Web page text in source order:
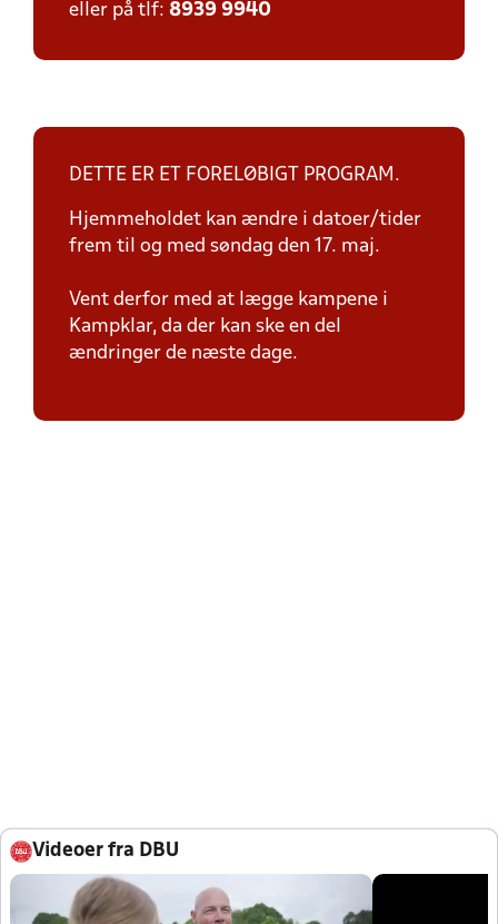
eller på tlf: 8939 9940
DETTE ER ET FORELØBIGT PROGRAM.
Hjemmeholdet kan ændre i datoer/tider
frem til og med søndag den 17. maj.
Vent derfor med at lægge kampene i
Kampklar, da der kan ske en del
ændringer de næste dage.
Videoer fra DBU